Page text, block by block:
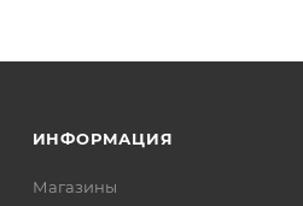
ИНФОРМАЦИЯ
Магазины